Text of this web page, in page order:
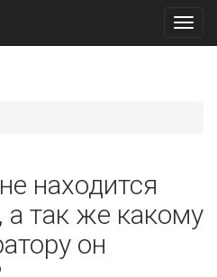
находится
так же какому
он